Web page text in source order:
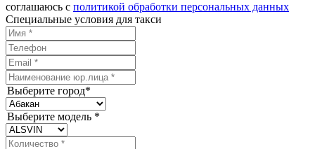
соглашаюсь с политикой обработки персональных данных
Специальные условия для такси
Выберите город*
Выберите модель *